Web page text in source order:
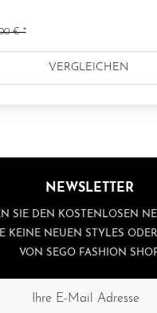
€ *
VERGLEICHEN
NEWSLETTER
SIE DEN KOSTENLOSEN
KEINE NEUEN STYLES
VON SEGO FASHION